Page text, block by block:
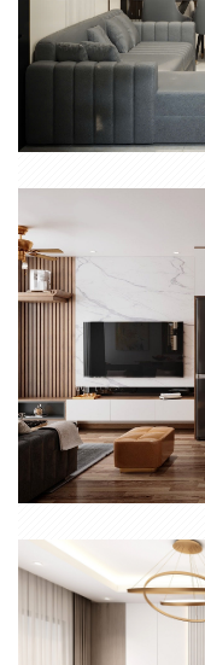
THIẾT KẾ THI CÔNG
THIẾT KẾ THI CÔNG